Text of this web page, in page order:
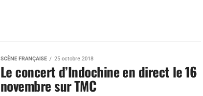
SCÈNE FRANÇAISE 25 octobre 2018
Le concert d’Indochine en direct le 16
novembre sur TMC